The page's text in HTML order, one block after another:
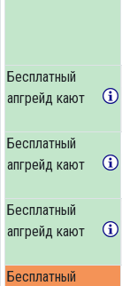
Бесплатный
апгрейд кают
Бесплатный
апгрейд кают
Бесплатный
апгрейд кают
Бесплатный